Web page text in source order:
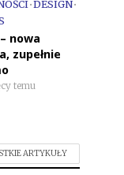
•DESIGN•
nowa
zupełnie
temu
ARTYKUŁY